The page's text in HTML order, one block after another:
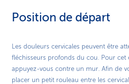
Position de départ
Les douleurs cervicales peuvent être
fléchisseurs profonds du cou. Pour cet
appuyez-vous contre un mur. Afin de
placer un petit rouleau entre les